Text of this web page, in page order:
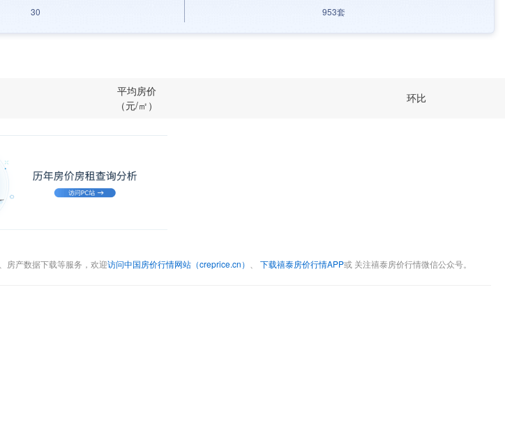
30
953套
平均房价
（元/㎡）
环比
房产数据下载等服务，欢迎访问中国房价行情网站（creprice.cn） 下载禧泰房价行情APP或 关注禧泰房价行情微信公众号。